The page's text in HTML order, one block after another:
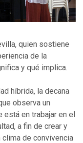
quien sostiene
de la
y qué implica.
híbrida, la decana
observa un
está en trabajar en el
a fin de crear y
clima de convivencia